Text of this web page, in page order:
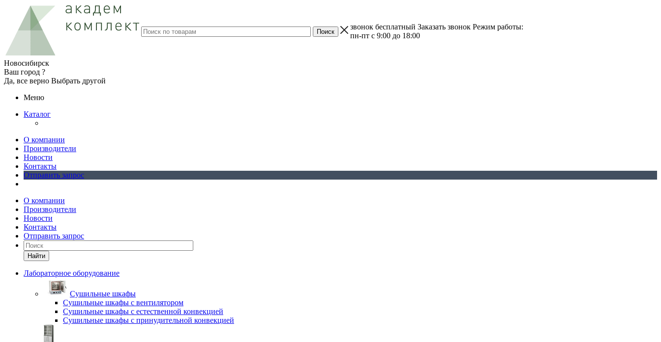
звонок бесплатный Заказать звонок Режим работы:
пн-пт с 9:00 до 18:00
Новосибирск
Ваш город ?
Да, все верно Выбрать другой
Меню
Каталог
О компании
Производители
Новости
Контакты
Отправить запрос
О компании
Производители
Новости
Контакты
Отправить запрос
Найти
Лабораторное оборудование
Cушильные шкафы
Сушильные шкафы с вентилятором
Сушильные шкафы с естественной конвекцией
Сушильные шкафы с принудительной конвекцией